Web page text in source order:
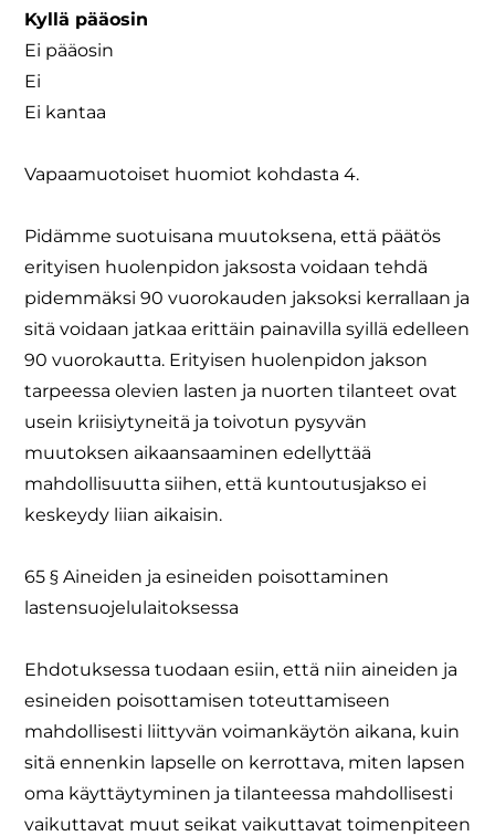
Kyllä pääosin
Ei pääosin
Ei
Ei kantaa
Vapaamuotoiset huomiot kohdasta 4.
Pidämme suotuisana muutoksena, että päätös
erityisen huolenpidon jaksosta voidaan tehdä
pidemmäksi 90 vuorokauden jaksoksi kerrallaan ja
sitä voidaan jatkaa erittäin painavilla syillä edelleen
90 vuorokautta. Erityisen huolenpidon jakson
tarpeessa olevien lasten ja nuorten tilanteet ovat
usein kriisiytyneitä ja toivotun pysyvän
muutoksen aikaansaaminen edellyttää
mahdollisuutta siihen, että kuntoutusjakso ei
keskeydy liian aikaisin.
65 § Aineiden ja esineiden poisottaminen
lastensuojelulaitoksessa
Ehdotuksessa tuodaan esiin, että niin aineiden ja
esineiden poisottamisen toteuttamiseen
mahdollisesti liittyvän voimankäytön aikana, kuin
sitä ennenkin lapselle on kerrottava, miten lapsen
oma käyttäytyminen ja tilanteessa mahdollisesti
vaikuttavat muut seikat vaikuttavat toimenpiteen